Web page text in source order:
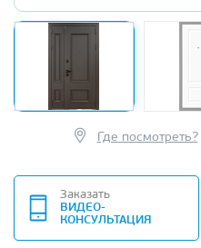
Где посмотреть?
Заказать
ВИДЕО-
КОНСУЛЬТАЦИЯ